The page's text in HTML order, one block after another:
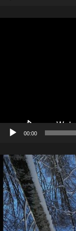
00:00